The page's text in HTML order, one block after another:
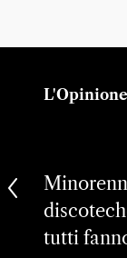
L'Opinione
tutti